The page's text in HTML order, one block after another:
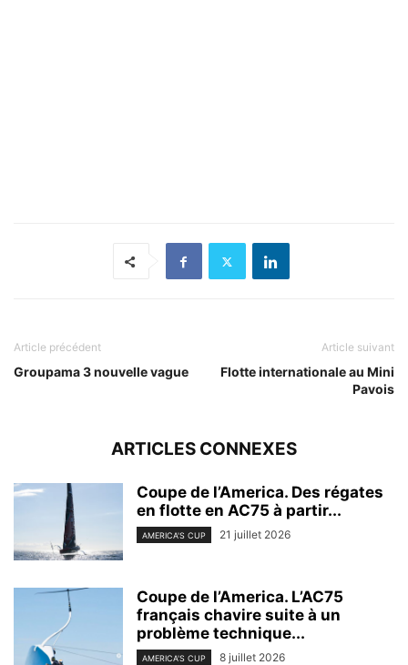
Article précédent
Groupama 3 nouvelle vague
Article suivant
Flotte internationale au Mini
Pavois
ARTICLES CONNEXES
Coupe de l’America. Des régates
en flotte en AC75 à partir...
AMERICA'S CUP 21 juillet 2026
Coupe de l’America. L’AC75
français chavire suite à un
problème technique...
AMERICA'S CUP 8 juillet 2026